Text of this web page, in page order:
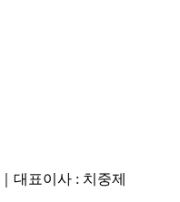
대표이사 : 치중제